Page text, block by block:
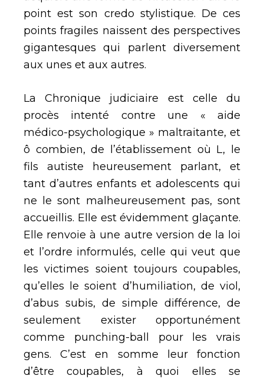
point est son credo stylistique. De ces
points fragiles naissent des perspectives
gigantesques qui parlent diversement
aux unes et aux autres.
La Chronique judiciaire est celle du
procès intenté contre une « aide
médico-psychologique » maltraitante, et
ô combien, de l’établissement où L, le
fils autiste heureusement parlant, et
tant d’autres enfants et adolescents qui
ne le sont malheureusement pas, sont
accueillis. Elle est évidemment glaçante.
Elle renvoie à une autre version de la loi
et l’ordre informulés, celle qui veut que
les victimes soient toujours coupables,
qu’elles le soient d’humiliation, de viol,
d’abus subis, de simple différence, de
seulement exister opportunément
comme punching-ball pour les vrais
gens. C’est en somme leur fonction
d’être coupables, à quoi elles se